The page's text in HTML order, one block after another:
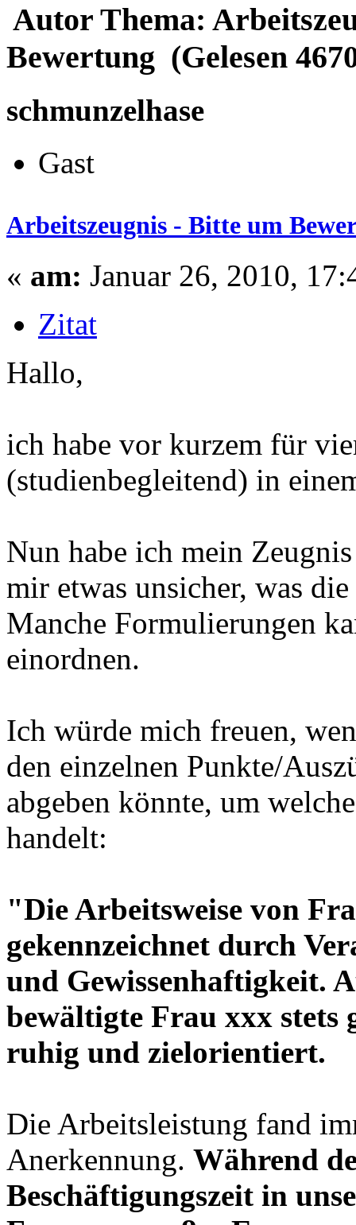
Autor Thema:
Bewertung (Gelesen
schmunzelhase
Gast
Arbeitszeugnis - Bitte um
« am: Januar 26, 2010,
Zitat
Hallo,
ich habe vor kurzem für
(studienbegleitend) in
Nun habe ich mein
mir etwas unsicher, was
Manche Formulierungen
einordnen.
Ich würde mich freuen,
den einzelnen Punkte/
abgeben könnte, um
handelt:
"Die Arbeitsweise von
gekennzeichnet durch
und Gewissenhaftigkeit.
bewältigte Frau xxx stets
ruhig und zielorientiert.
Die Arbeitsleistung fand
Anerkennung. Während
Beschäftigungszeit in